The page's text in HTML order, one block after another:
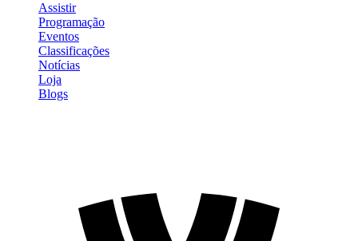
Assistir
Programação
Eventos
Classificações
Notícias
Loja
Blogs